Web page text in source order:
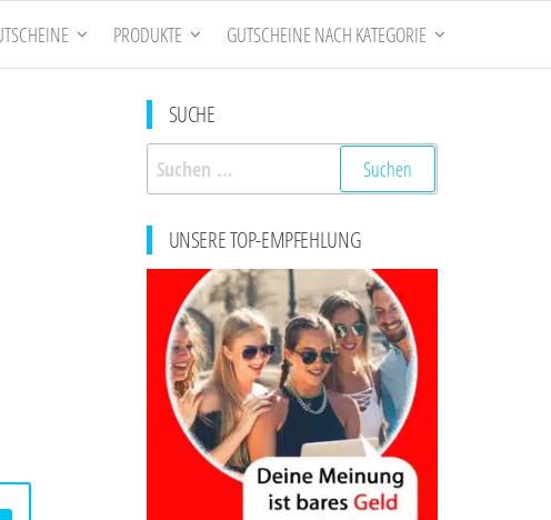
PRODUKTE GUTSCHEINE NACH KATEGORIE
SUCHE
Suchen
nach:
UNSERE TOP-EMPFEHLUNG